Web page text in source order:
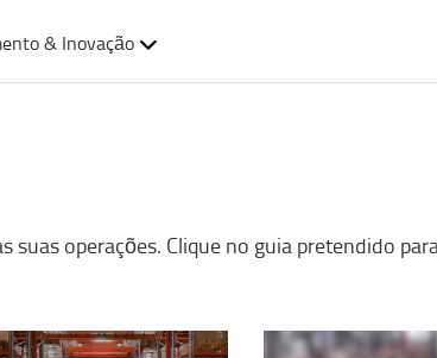
& Inovação
operações. Clique no guia pretendido